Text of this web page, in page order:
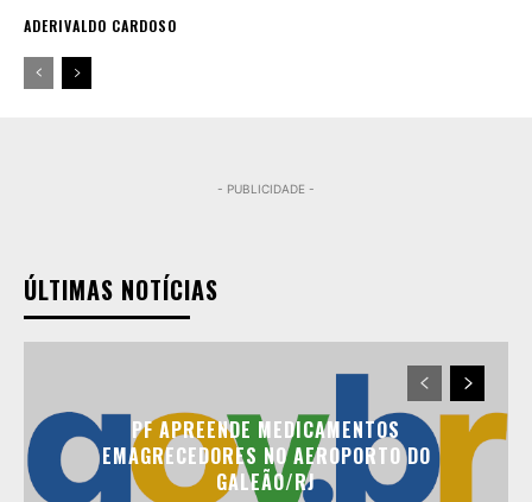
ADERIVALDO CARDOSO
- PUBLICIDADE -
ÚLTIMAS NOTÍCIAS
PF APREENDE MEDICAMENTOS
EMAGRECEDORES NO AEROPORTO DO
GALEÃO/RJ